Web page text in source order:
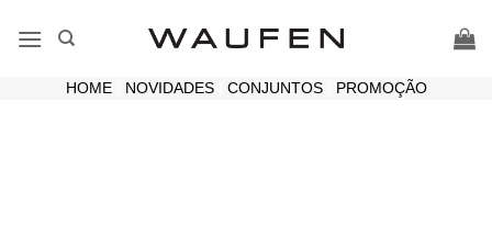
HOME| NOVIDADES| CONJUNTOS| PROMOÇÃO